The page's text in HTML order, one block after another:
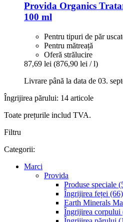
Provida Organics
100 ml
Pentru tipuri de păr
Pentru mătreață
Oferă strălucire
87,69 lei (876,90 lei / l)
Livrare până la data de 03.
Îngrijirea părului: 14 articole
Toate prețurile includ TVA.
Filtru
Categorii:
Marci
Provida
Produse speciale
Îngrijirea feței (66)
Earth Minerals
Îngrijirea corpului